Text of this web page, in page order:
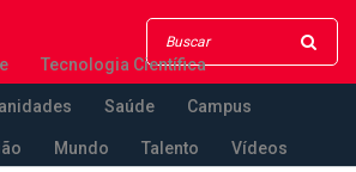
Tecnologia Científica
Saúde Campus
Mundo Talento Vídeos